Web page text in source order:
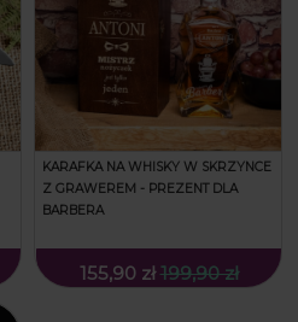
KARAFKA NA WHISKY W SKRZYNCE
Z GRAWEREM - PREZENT DLA
BARBERA
155,90 zł 199,90 zł